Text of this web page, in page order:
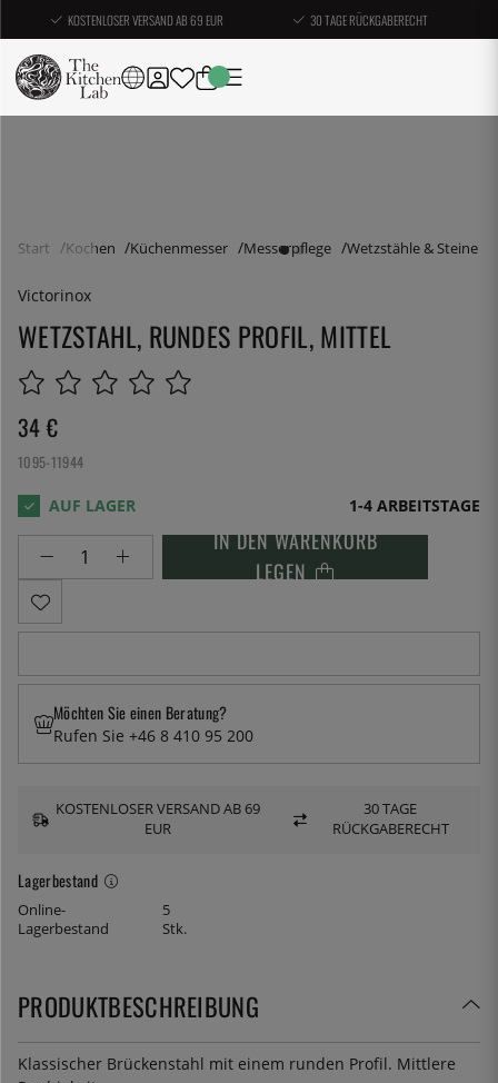
KOSTENLOSER VERSAND AB 69 EUR 30 TAGE RÜCKGABERECHT
Start Kochen Küchenmesser Messerpflege Wetzstähle & Steine
Victorinox
WETZSTAHL, RUNDES PROFIL, MITTEL
34 €
1095-11944
1-4 ARBEITSTAGE
IN DEN WARENKORB
LEGEN
Lagerbestand
Online-
Lagerbestand
5
Stk.
Möchten Sie einen Beratung?
Rufen Sie +46 8 410 95 200
KOSTENLOSER VERSAND AB 69
EUR
30 TAGE
RÜCKGABERECHT
PRODUKTBESCHREIBUNG
Klassischer Brückenstahl mit einem runden Profil. Mittlere